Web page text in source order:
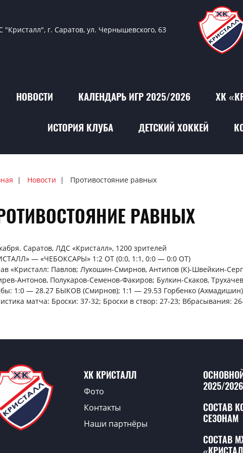
"Кристалл", г. Саратов, ул. Чернышевского, 63
НОВОСТИ КАЛЕНДАРЬ ИГР 2025/2026 ХК
ИСТОРИЯ КЛУБА ДЕТСКИЙ ХОККЕЙ
Новости Противостояние равных
РАВНЫХ
Саратов, ЛДС «Кристалл», 1200 зрителей
— «ЧЕБОКСАРЫ» 1:2 ОТ (0:0, 1:1, 0:0 — 0:0 ОТ)
«Кристалл: Павлов; Лукошин-Смирнов, Антипов (К)-Швейкин-
Антонов, Полукаров-Семенов-Факиров; Булкин-Скаков,
1:0 — 28.27 БЫКОВ (Смирнов); 1:1 — 29.53 Горбенко
матча: Броски: 37-32; Броски в створ: 27-23; Вбрасывания:
ХК КРИСТАЛЛ
Фото
Контакты
Наши партнёры
2025/2026
СОСТАВ
СЕЗОНАМ
СОСТАВ